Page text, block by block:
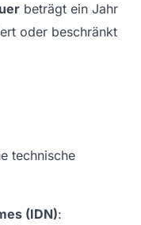
beträgt ein Jahr
oder beschränkt
technische
(IDN):